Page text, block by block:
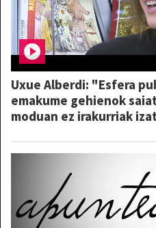
Uxue Alberdi: "Esfera
emakume gehienok
moduan ez irakurriak